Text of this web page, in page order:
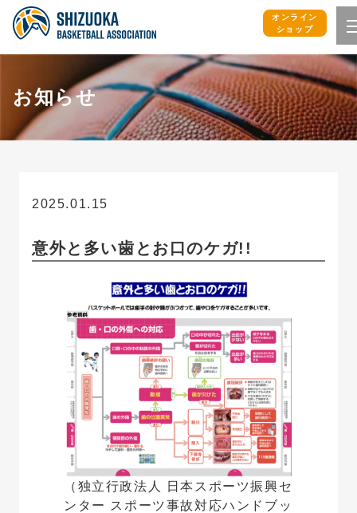
オンライン
ショップ
お知らせ
2025.01.15
意外と多い歯とお口のケガ!!
（独立行政法人 日本スポーツ振興セ
ンター スポーツ事故対応ハンドブッ